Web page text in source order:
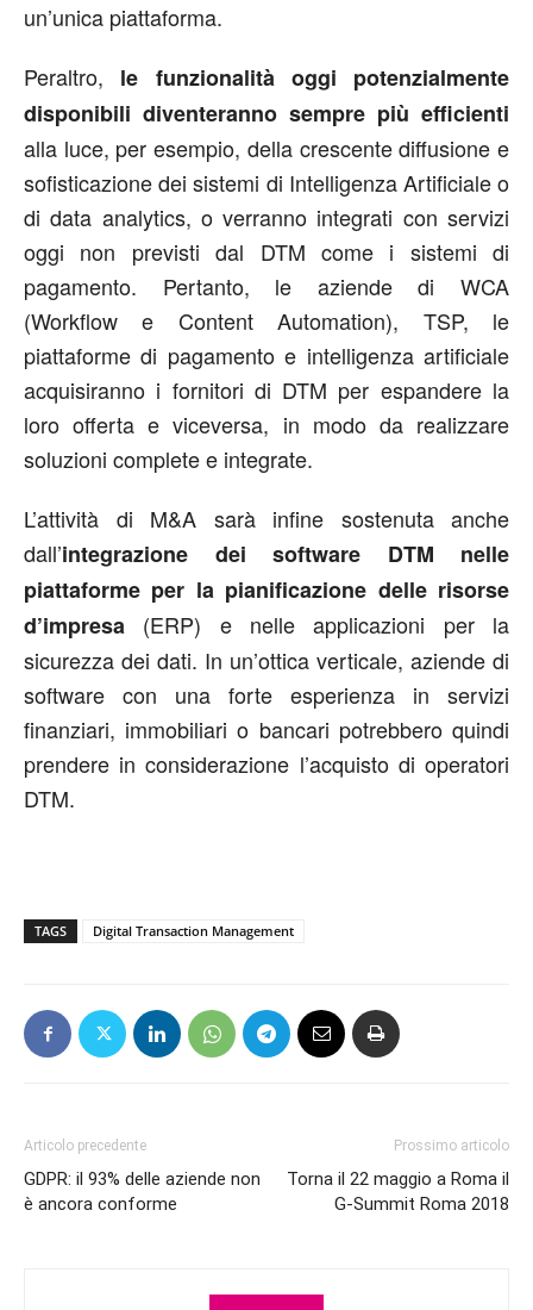
un’unica piattaforma.
Peraltro, le funzionalità oggi potenzialmente
disponibili diventeranno sempre più efficienti
alla luce, per esempio, della crescente diffusione e
sofisticazione dei sistemi di Intelligenza Artificiale o
di data analytics, o verranno integrati con servizi
oggi non previsti dal DTM come i sistemi di
pagamento. Pertanto, le aziende di WCA
(Workflow e Content Automation), TSP, le
piattaforme di pagamento e intelligenza artificiale
acquisiranno i fornitori di DTM per espandere la
loro offerta e viceversa, in modo da realizzare
soluzioni complete e integrate.
L’attività di M&A sarà infine sostenuta anche
dall’integrazione dei software DTM nelle
piattaforme per la pianificazione delle risorse
d’impresa (ERP) e nelle applicazioni per la
sicurezza dei dati. In un’ottica verticale, aziende di
software con una forte esperienza in servizi
finanziari, immobiliari o bancari potrebbero quindi
prendere in considerazione l’acquisto di operatori
DTM.
TAGS Digital Transaction Management
Articolo precedente
GDPR: il 93% delle aziende non
è ancora conforme
Prossimo articolo
Torna il 22 maggio a Roma il
G-Summit Roma 2018